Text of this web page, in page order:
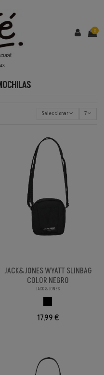
0
Seleccionar 7
JACK&JONES WYATT SLINBAG
COLOR NEGRO
JACK & JONES
17,99 €